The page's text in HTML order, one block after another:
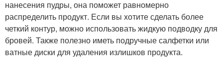
нанесения пудры, она поможет равномерно
распределить продукт. Если вы хотите сделать более
четкий контур, можно использовать жидкую подводку для
бровей. Также полезно иметь подручные салфетки или
ватные диски для удаления излишков продукта.